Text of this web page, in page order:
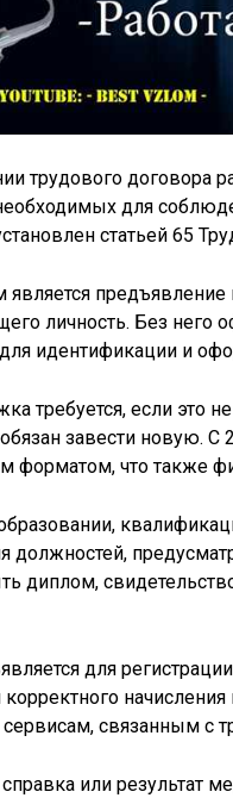
трудового договора
для
статьей 65
является
личность. Без него
для идентификации и
требуется, если это
обязан завести
форматом, что также
должностей,
диплом,
для
корректного
связанным с
или результат